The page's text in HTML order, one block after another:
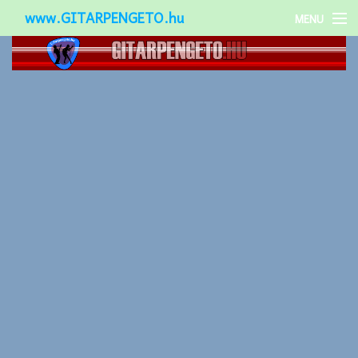
www.GITARPENGETO.hu MENU
Népszerű-